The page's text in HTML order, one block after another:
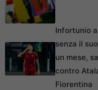
Infortunio
senza il
un mese,
contro
Fiorentina